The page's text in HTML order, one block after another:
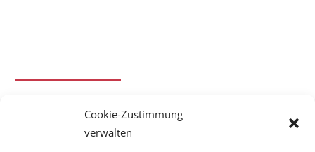
Cookie-Zustimmung
verwalten